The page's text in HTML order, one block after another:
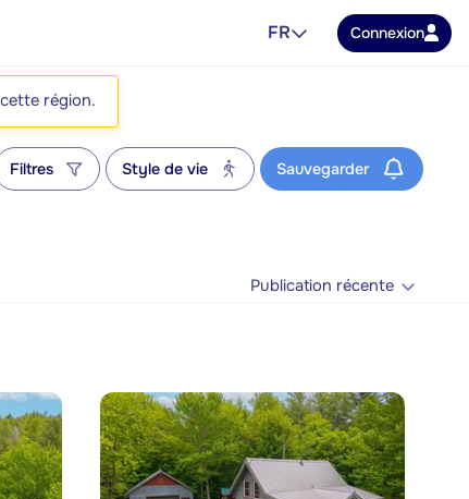
FR Connexion
région.
Filtres Style de vie Sauvegarder
Publication récente